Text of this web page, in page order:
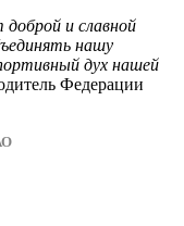
и славной
нашу
дух нашей
Федерации